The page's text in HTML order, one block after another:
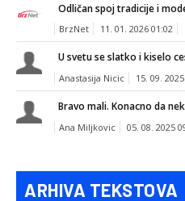
Odličan spoj tradicije i
BrzNet 11. 01. 2026 01:02
U svetu se slatko i kiselo
Anastasija Nicic 15. 09.
Bravo mali. Konacno da
Ana Miljkovic 05. 08. 2025
ARHIVA TEKSTOVA